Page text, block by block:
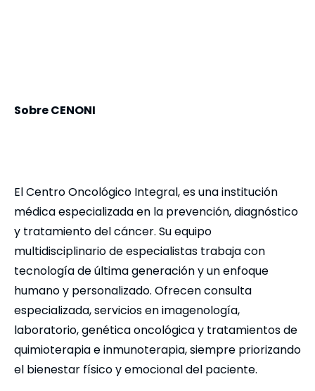
Sobre CENONI
El Centro Oncológico Integral, es una institución
médica especializada en la prevención, diagnóstico
y tratamiento del cáncer. Su equipo
multidisciplinario de especialistas trabaja con
tecnología de última generación y un enfoque
humano y personalizado. Ofrecen consulta
especializada, servicios en imagenología,
laboratorio, genética oncológica y tratamientos de
quimioterapia e inmunoterapia, siempre priorizando
el bienestar físico y emocional del paciente.